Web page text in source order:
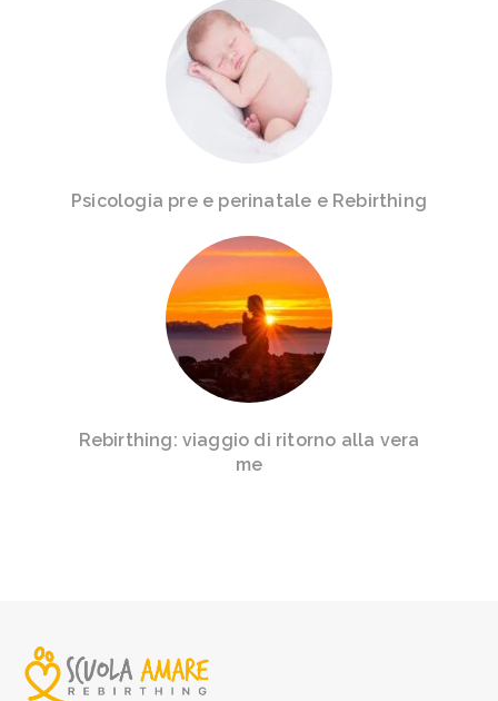
Psicologia pre e perinatale e Rebirthing
Rebirthing: viaggio di ritorno alla vera
me